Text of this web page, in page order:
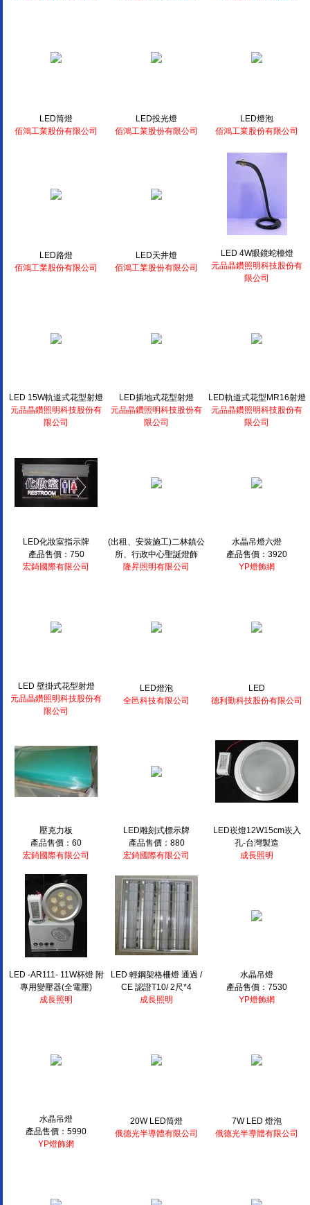
LED筒燈
佰鴻工業股份有限公司
LED投光燈
佰鴻工業股份有限公司
LED燈泡
佰鴻工業股份有限公司
LED路燈
佰鴻工業股份有限公司
LED天井燈
佰鴻工業股份有限公司
LED 4W眼鏡蛇檯燈
元品晶鑽照明科技股份有
限公司
LED 15W軌道式花型射燈
元品晶鑽照明科技股份有
限公司
LED插地式花型射燈
元品晶鑽照明科技股份有
限公司
LED軌道式花型MR16射燈
元品晶鑽照明科技股份有
限公司
LED化妝室指示牌
產品售價：750
宏錡國際有限公司
(出租、安裝施工)二林鎮公
所、行政中心聖誕燈飾
隆昇照明有限公司
水晶吊燈六燈
產品售價：3920
YP燈飾網
LED 壁掛式花型射燈
元品晶鑽照明科技股份有
限公司
LED燈泡
全邑科技有限公司
LED
德利勤科技股份有限公司
壓克力板
產品售價：60
宏錡國際有限公司
LED雕刻式標示牌
產品售價：880
宏錡國際有限公司
LED崁燈12W15cm崁入
孔-台灣製造
成長照明
LED -AR111- 11W杯燈 附
專用變壓器(全電壓)
成長照明
LED 輕鋼架格柵燈 通過 /
CE 認證T10/ 2尺*4
成長照明
水晶吊燈
產品售價：7530
YP燈飾網
水晶吊燈
產品售價：5990
YP燈飾網
20W LED筒燈
俄德光半導體有限公司
7W LED 燈泡
俄德光半導體有限公司